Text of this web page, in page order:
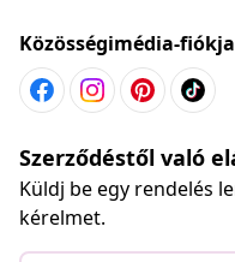
Közösségimédia-
Szerződéstől való
Küldj be egy rendelés
kérelmet.